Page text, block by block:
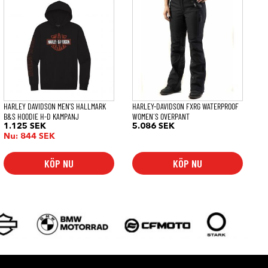
HARLEY DAVIDSON MEN’S HALLMARK
B&S HOODIE H-D KAMPANJ
1.125SEK
Nu: 844SEK
KÖP NU
produkten
varianter.
alternativen
på
produktsidan
HARLEY-DAVIDSON FXRG WATERPROOF
WOMEN´S OVERPANT
5.086SEK
KÖP NU
produkten
varianter.
alternativen
på
produktsidan